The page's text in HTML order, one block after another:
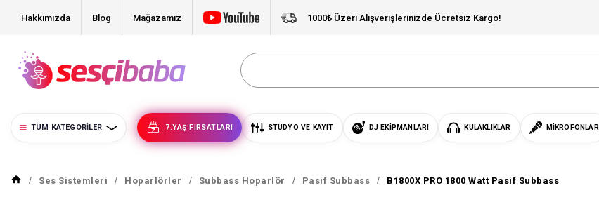
Hakkımızda Blog Mağazamız 1000₺ Üzeri Alışverişlerinizde Ücretsiz Kargo!
TÜM KATEGORILER 7.YAŞ FIRSATLARI STÜDYO VE KAYIT DJ EKIPMANLARI KULAKLIKLAR MIKROFONLAR
Ses Sistemleri Hoparlörler Subbass Hoparlör Pasif Subbass B1800X PRO 1800 Watt Pasif Subbass